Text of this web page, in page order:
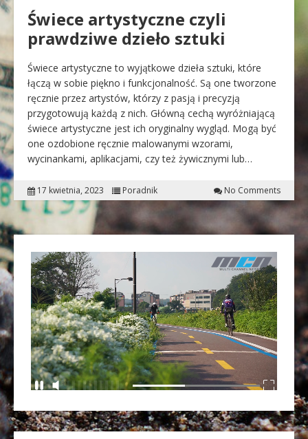
Świece artystyczne czyli
prawdziwe dzieło sztuki
Świece artystyczne to wyjątkowe dzieła sztuki, które
łączą w sobie piękno i funkcjonalność. Są one tworzone
ręcznie przez artystów, którzy z pasją i precyzją
przygotowują każdą z nich. Główną cechą wyróżniającą
świece artystyczne jest ich oryginalny wygląd. Mogą być
one ozdobione ręcznie malowanymi wzorami,
wycinankami, aplikacjami, czy też żywicznymi lub…
17 kwietnia, 2023 Poradnik No Comments